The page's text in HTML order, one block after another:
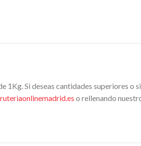
1Kg. Si deseas cantidades superiores
o rellenando